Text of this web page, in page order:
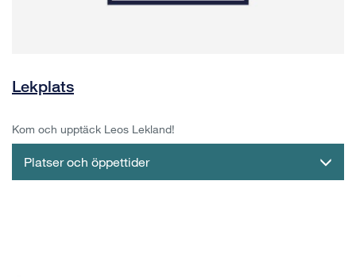
Lekplats
Kom och upptäck Leos Lekland!
Platser och öppettider